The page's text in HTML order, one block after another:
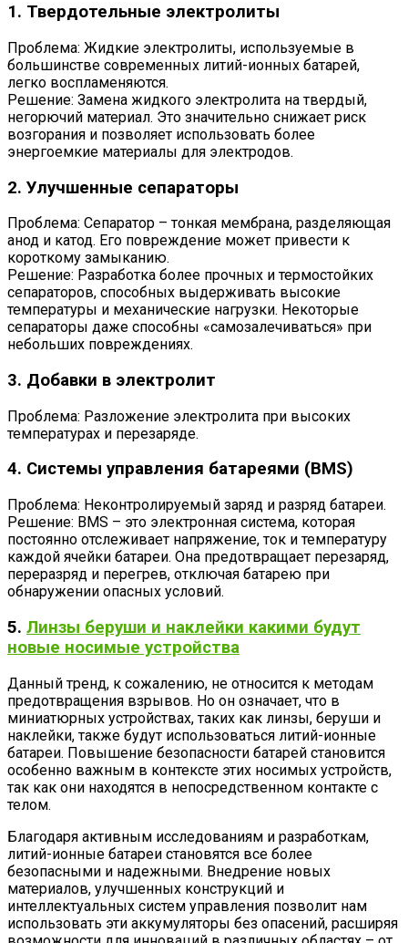
1. Твердотельные электролиты
Проблема: Жидкие электролиты, используемые в
большинстве современных литий-ионных батарей,
легко воспламеняются.
Решение: Замена жидкого электролита на твердый,
негорючий материал. Это значительно снижает риск
возгорания и позволяет использовать более
энергоемкие материалы для электродов.
2. Улучшенные сепараторы
Проблема: Сепаратор – тонкая мембрана, разделяющая
анод и катод. Его повреждение может привести к
короткому замыканию.
Решение: Разработка более прочных и термостойких
сепараторов, способных выдерживать высокие
температуры и механические нагрузки. Некоторые
сепараторы даже способны «самозалечиваться» при
небольших повреждениях.
3. Добавки в электролит
Проблема: Разложение электролита при высоких
температурах и перезаряде.
4. Системы управления батареями (BMS)
Проблема: Неконтролируемый заряд и разряд батареи.
Решение: BMS – это электронная система, которая
постоянно отслеживает напряжение, ток и температуру
каждой ячейки батареи. Она предотвращает перезаряд,
переразряд и перегрев, отключая батарею при
обнаружении опасных условий.
5. Линзы беруши и наклейки какими будут
новые носимые устройства
Данный тренд, к сожалению, не относится к методам
предотвращения взрывов. Но он означает, что в
миниатюрных устройствах, таких как линзы, беруши и
наклейки, также будут использоваться литий-ионные
батареи. Повышение безопасности батарей становится
особенно важным в контексте этих носимых устройств,
так как они находятся в непосредственном контакте с
телом.
Благодаря активным исследованиям и разработкам,
литий-ионные батареи становятся все более
безопасными и надежными. Внедрение новых
материалов, улучшенных конструкций и
интеллектуальных систем управления позволит нам
использовать эти аккумуляторы без опасений, расширяя